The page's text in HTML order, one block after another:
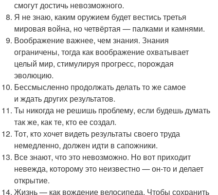
смогут достичь невозможного.
Я не знаю, каким оружием будет вестись третья
мировая война, но четвёртая — палками и камнями.
Воображение важнее, чем знания. Знания
ограничены, тогда как воображение охватывает
целый мир, стимулируя прогресс, порождая
эволюцию.
Бессмысленно продолжать делать то же самое
и ждать других результатов.
Ты никогда не решишь проблему, если будешь думать
так же, как те, кто ее создал.
Тот, кто хочет видеть результаты своего труда
немедленно, должен идти в сапожники.
Все знают, что это невозможно. Но вот приходит
невежда, которому это неизвестно — он-то и делает
открытие.
Жизнь — как вождение велосипеда. Чтобы сохранить